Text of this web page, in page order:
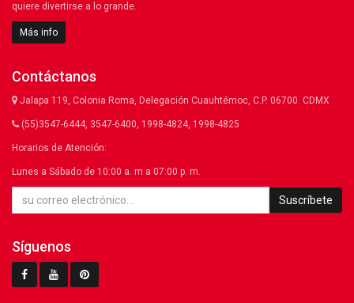
quiere divertirse a lo grande.
Más info
Contáctanos
Jalapa 119, Colonia Roma, Delegación Cuauhtémoc, C.P. 06700. CDMX
(55)3547-6444, 3547-6400, 1998-4824, 1998-4825
Horarios de Atención:
Lunes a Sábado de 10:00 a. m a 07:00 p. m.
Suscríbete
Síguenos